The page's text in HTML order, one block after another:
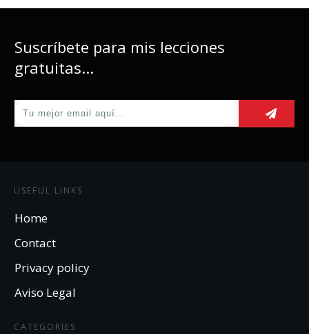
Suscríbete para mis lecciones
gratuitas...
USEFUL LINKS
Home
Contact
Privacy policy
Aviso Legal
CATEGORIES